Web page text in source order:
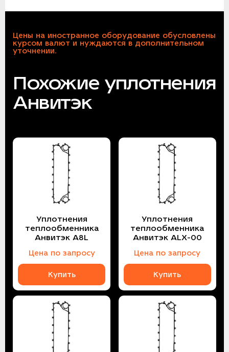
Цены на иностранное оборудование обусловлены
курсом валют и нуждаются в дополнительном
уточнении.
Похожие уплотнения
Анвитэк
Уплотнения
теплообменника
Анвитэк A8L
Цена по запросу
Купить
Уплотнения
теплообменника
Анвитэк ALX-00
Цена по запросу
Купить